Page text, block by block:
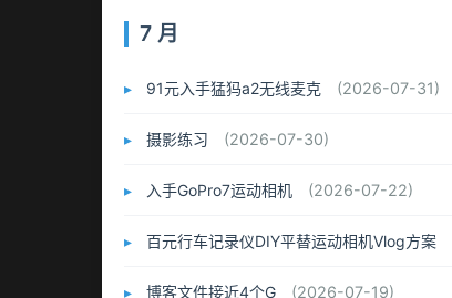
7 月
91元入手猛犸a2无线麦克 (2026-07-31)
摄影练习 (2026-07-30)
入手GoPro7运动相机 (2026-07-22)
百元行车记录仪DIY平替运动相机Vlog方案
博客文件接近4个G (2026-07-19)